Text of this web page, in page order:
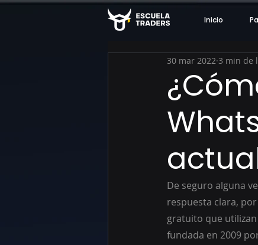
Inicio
30 mar 2022 3 min de
De seguro alguna
respuesta clara,
gratuito que
fundada en 2009